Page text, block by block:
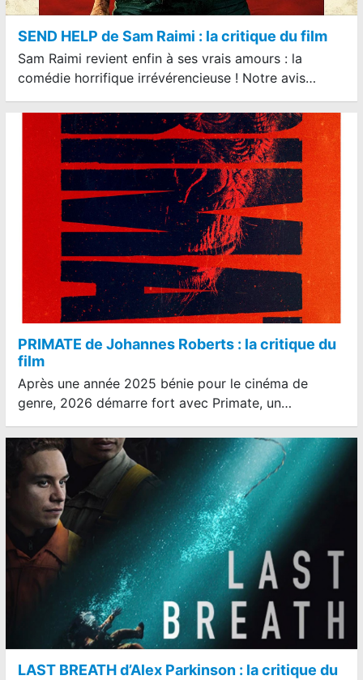
SEND HELP de Sam Raimi : la critique du film
Sam Raimi revient enfin à ses vrais amours : la
comédie horrifique irrévérencieuse ! Notre avis…
PRIMATE de Johannes Roberts : la critique du
film
Après une année 2025 bénie pour le cinéma de
genre, 2026 démarre fort avec Primate, un…
LAST BREATH d’Alex Parkinson : la critique du